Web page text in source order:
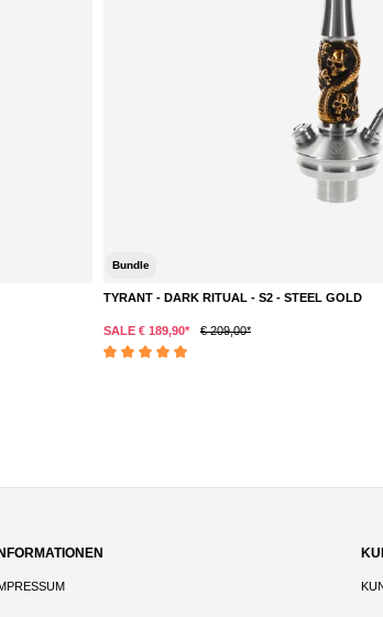
Bundle
TYRANT - DARK RITUAL - S2 - STEEL GOLD
SALE € 189,90* € 209,00*
INFORMATIONEN